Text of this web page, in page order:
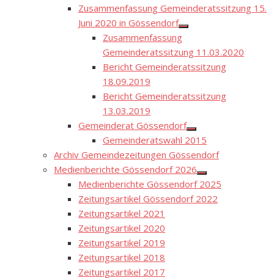
Zusammenfassung Gemeinderatssitzung 15.
Juni 2020 in Gössendorf
Show
menu
Zusammenfassung
Gemeinderatssitzung 11.03.2020
Bericht Gemeinderatssitzung
18.09.2019
Bericht Gemeinderatssitzung
13.03.2019
Gemeinderat Gössendorf
Show
sub
menu
Gemeinderatswahl 2015
Archiv Gemeindezeitungen Gössendorf
Medienberichte Gössendorf 2026
Show
sub
menu
Medienberichte Gössendorf 2025
Zeitungsartikel Gössendorf 2022
Zeitungsartikel 2021
Zeitungsartikel 2020
Zeitungsartikel 2019
Zeitungsartikel 2018
Zeitungsartikel 2017